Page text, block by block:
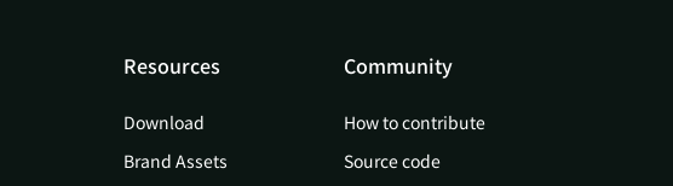
Resources
Download
Brand Assets
Community
How to contribute
Source code